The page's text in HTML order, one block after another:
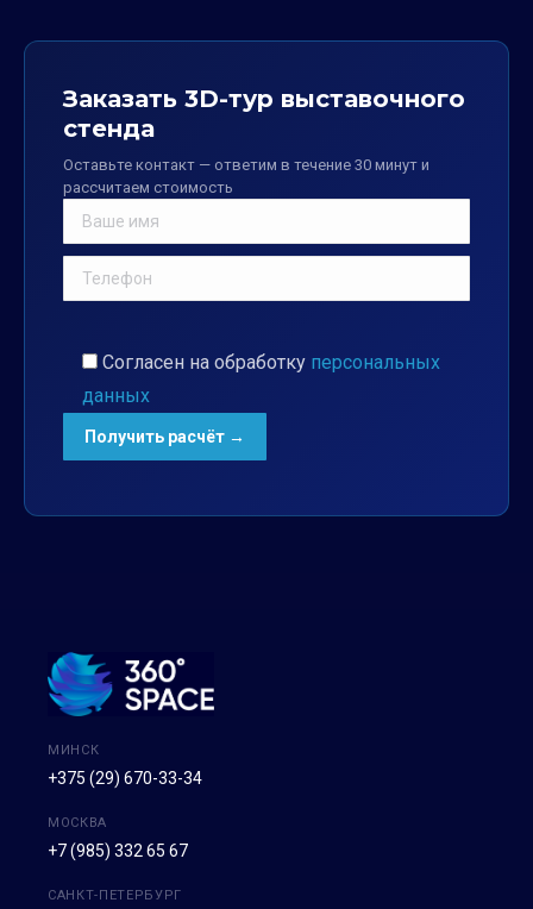
Заказать 3D-тур выставочного
стенда
Оставьте контакт — ответим в течение 30 минут и
рассчитаем стоимость
Согласен на обработку персональных
данных
МИНСК
+375 (29) 670-33-34
МОСКВА
+7 (985) 332 65 67
САНКТ-ПЕТЕРБУРГ